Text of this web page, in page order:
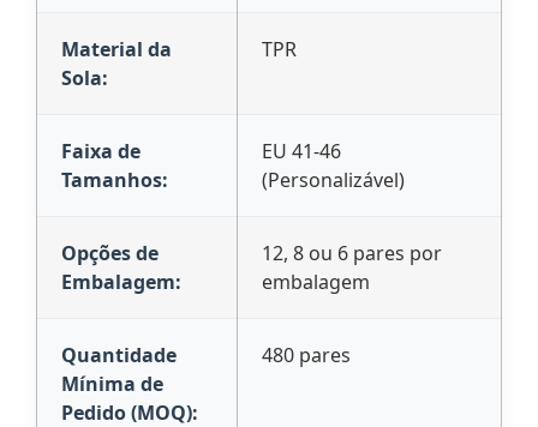
Material da
Sola:
TPR
Faixa de
Tamanhos:
EU 41-46
(Personalizável)
Opções de
Embalagem:
12, 8 ou 6 pares por
embalagem
Quantidade
Mínima de
Pedido (MOQ):
480 pares